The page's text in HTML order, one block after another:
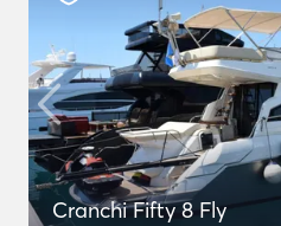
Cranchi Fifty 8 Fly